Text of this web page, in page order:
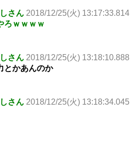
さん 2018/12/25(火) 13:17:33.814
ろｗｗｗｗ
さん 2018/12/25(火) 13:18:10.888
とかあんのか
さん 2018/12/25(火) 13:18:34.045